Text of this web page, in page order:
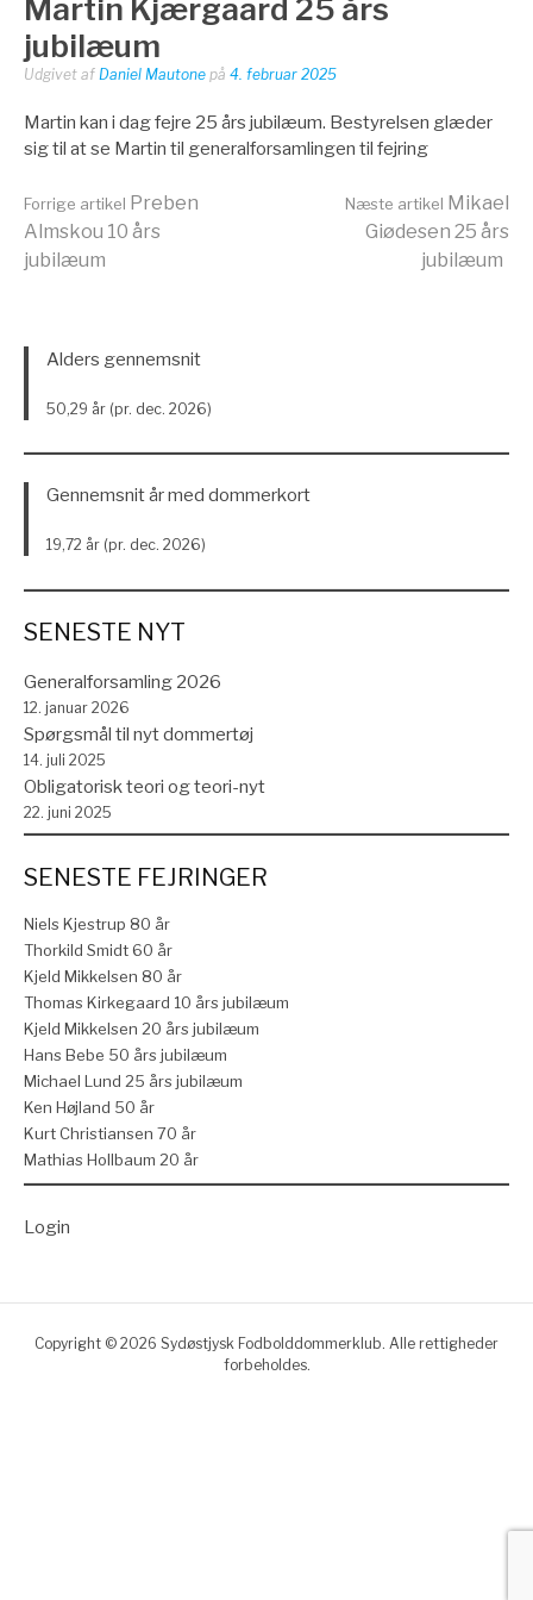
Martin Kjærgaard 25 års
jubilæum
Udgivet af Daniel Mautone på 4. februar 2025
Martin kan i dag fejre 25 års jubilæum. Bestyrelsen glæder
sig til at se Martin til generalforsamlingen til fejring
Læs
Forrige artikel Preben
Almskou 10 års
jubilæum
Næste artikel Mikael
Giødesen 25 års
jubilæum
Alders gennemsnit
50,29 år (pr. dec. 2026)
Gennemsnit år med dommerkort
19,72 år (pr. dec. 2026)
SENESTE NYT
Generalforsamling 2026
12. januar 2026
Spørgsmål til nyt dommertøj
14. juli 2025
Obligatorisk teori og teori-nyt
22. juni 2025
SENESTE FEJRINGER
Niels Kjestrup 80 år
Thorkild Smidt 60 år
Kjeld Mikkelsen 80 år
Thomas Kirkegaard 10 års jubilæum
Kjeld Mikkelsen 20 års jubilæum
Hans Bebe 50 års jubilæum
Michael Lund 25 års jubilæum
Ken Højland 50 år
Kurt Christiansen 70 år
Mathias Hollbaum 20 år
Login
Copyright © 2026 Sydøstjysk Fodbolddommerklub. Alle rettigheder
forbeholdes.